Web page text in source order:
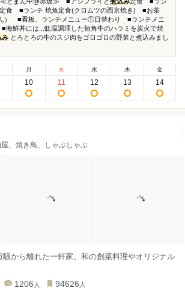
定食 ■ランチ 焼魚定食(クロムツの西京焼き) ■お茶
ん） ■看板、ランチメニュー①日替わり ■ランチメニ
海鮮丼には...低温調理した短角牛のハラミを炭火で焼
み とろとろの牛のスジ肉をゴロゴロの野菜と煮込みまし
月
10
火
11
水
12
木
13
金
14
、焼き鳥、しゃぶしゃぶ
騒から離れた一軒家。和の創菜料理やオリジナル
1206 人 94626 人